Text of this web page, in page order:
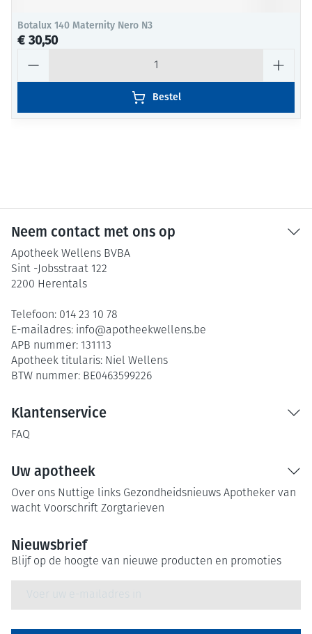
Botalux 140 Maternity Nero N3
€ 30,50
Bestel
Neem contact met ons op
Apotheek Wellens BVBA
Sint -Jobsstraat 122
2200 Herentals
Telefoon: 014 23 10 78
E-mailadres: info@apotheekwellens.be
APB nummer: 131113
Apotheek titularis: Niel Wellens
BTW nummer: BE0463599226
Klantenservice
FAQ
Uw apotheek
Over ons Nuttige links Gezondheidsnieuws Apotheker van
wacht Voorschrift Zorgtarieven
Nieuwsbrief
Blijf op de hoogte van nieuwe producten en promoties